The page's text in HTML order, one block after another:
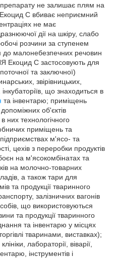
не залишає плям на
С вбиває неприємний
не має
дії на шкіру, слабо
розчини за ступенем
до малонебезпечних речовин
Екоцид С застосовують для
та заключної)
звірівницьких,
що знаходиться в
та інвентарю; приміщень
об'єктів
них технологічного
приміщень та
м'ясо- та
цехів з переробки продуктів
на м'ясокомбінатах та
на молочно-товарних
а також тари для
та продукції тваринного
залізничних вагонів
що використовуються
та продукції тваринного
та інвентарю у місцях
тваринами, виставках);
лабораторії, віварії,
інструментів і